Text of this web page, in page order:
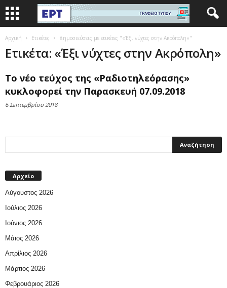
Αρχική Ετικέτες Δημοσιεύσεις με ετικέτες "«Έξι νύχτες στην Ακρόπολη»"
Ετικέτα: «Έξι νύχτες στην Ακρόπολη»
To νέο τεύχος της «Ραδιοτηλεόρασης»
κυκλοφορεί την Παρασκευή 07.09.2018
6 Σεπτεμβρίου 2018
Αρχείο
Αύγουστος 2026
Ιούλιος 2026
Ιούνιος 2026
Μάιος 2026
Απρίλιος 2026
Μάρτιος 2026
Φεβρουάριος 2026